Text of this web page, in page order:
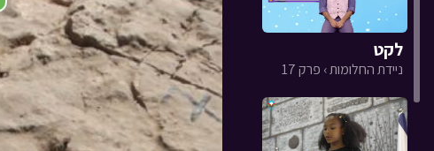
לקט
ניידת החלומות › פרק 17